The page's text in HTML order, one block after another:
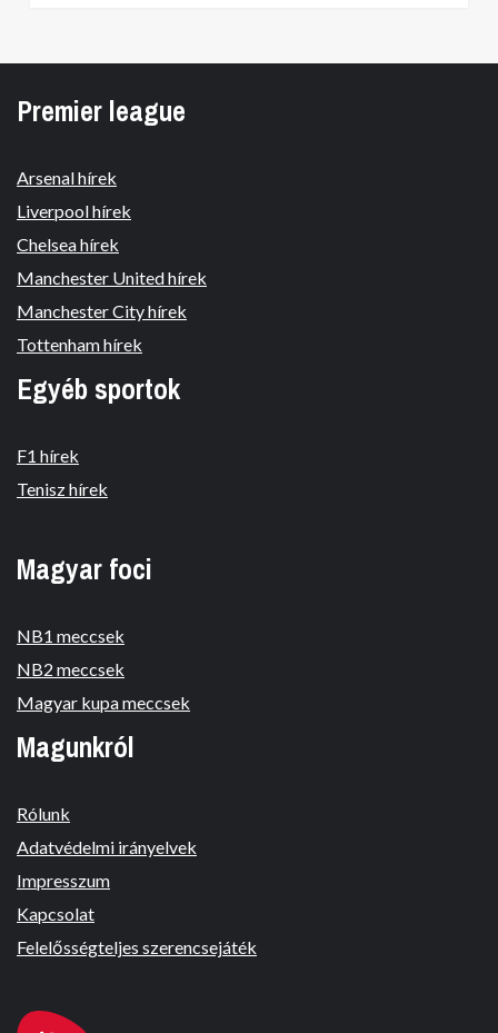
Premier league
Arsenal hírek
Liverpool hírek
Chelsea hírek
Manchester United hírek
Manchester City hírek
Tottenham hírek
Egyéb sportok
F1 hírek
Tenisz hírek
Magyar foci
NB1 meccsek
NB2 meccsek
Magyar kupa meccsek
Magunkról
Rólunk
Adatvédelmi irányelvek
Impresszum
Kapcsolat
Felelősségteljes szerencsejáték